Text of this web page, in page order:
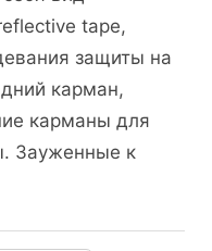
tape,
защиты на
карман,
карманы для
Зауженные к